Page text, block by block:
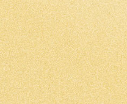
原材料名
栄養成分
(100mlあたり)